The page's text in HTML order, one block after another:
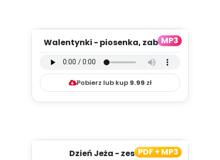
MP3
Walentynki - piosenka, zabawa
Pobierz lub kup 9.99 zł
PDF + MP3
Dzień Jeża - zestaw